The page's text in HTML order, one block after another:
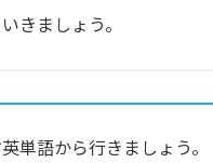
きましょう。
単語から行きましょう。